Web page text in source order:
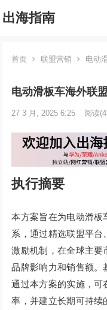
出海指南
首页 联盟营销 电动
电动滑板车海外联
27 3 月, 2025 6:25 阅读
执行摘要
本方案旨在为电动滑板
系，通过精选联盟平台
激励机制，在全球主要
品牌影响力和销售额。
通过本方案的实施，可
率，并建立长期可持续